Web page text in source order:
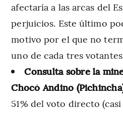
afectaría a las arcas del
perjuicios. Este último
motivo por el que no
uno de cada tres
Consulta sobre la
Chocó Andino
51% del voto directo